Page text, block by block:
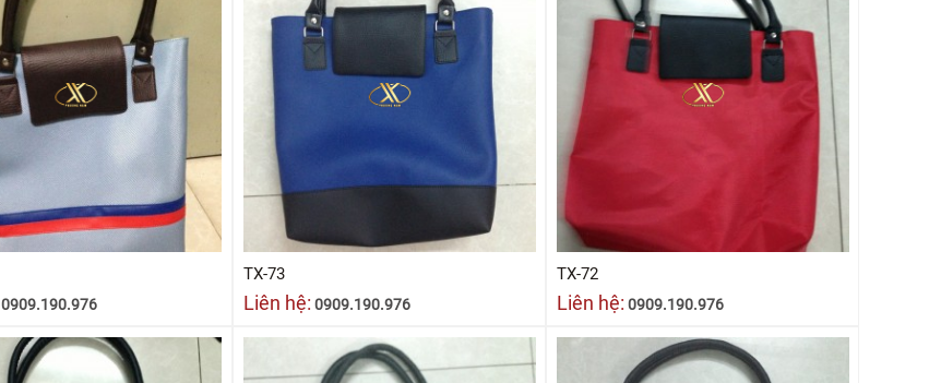
0909.190.976
TX-73
Liên hệ: 0909.190.976
TX-72
Liên hệ: 0909.190.976